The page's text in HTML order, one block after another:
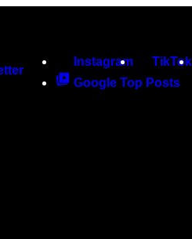
Instagram TikTok
Google Top Posts